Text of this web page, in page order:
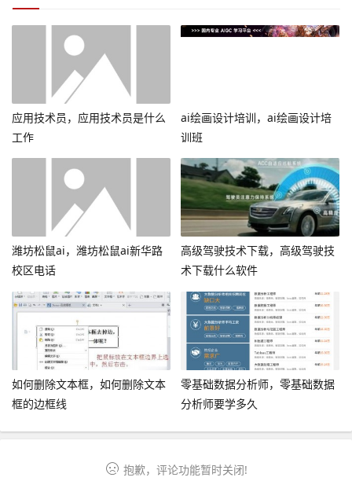
应用技术员，应用技术员是什么
工作
ai绘画设计培训，ai绘画设计培
训班
潍坊松鼠ai，潍坊松鼠ai新华路
校区电话
高级驾驶技术下载，高级驾驶技
术下载什么软件
如何删除文本框，如何删除文本
框的边框线
零基础数据分析师，零基础数据
分析师要学多久
抱歉，评论功能暂时关闭!